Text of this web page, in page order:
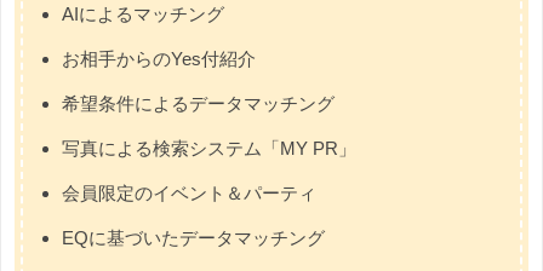
AIによるマッチング
お相手からのYes付紹介
希望条件によるデータマッチング
写真による検索システム「MY PR」
会員限定のイベント＆パーティ
EQに基づいたデータマッチング